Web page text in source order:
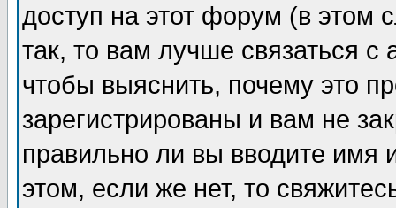
доступ на этот форум (в этом
так, то вам лучше связаться
чтобы выяснить, почему это
зарегистрированы и вам не
правильно ли вы вводите
этом, если же нет, то